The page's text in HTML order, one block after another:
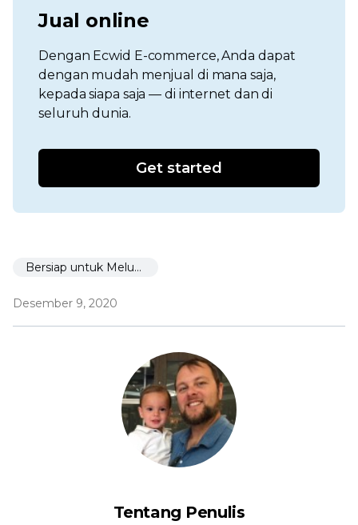
Jual online
Dengan Ecwid E-commerce, Anda dapat
dengan mudah menjual di mana saja,
kepada siapa saja — di internet dan di
seluruh dunia.
Get started
Bersiap untuk Meluncurkan
Desember 9, 2020
Tentang Penulis